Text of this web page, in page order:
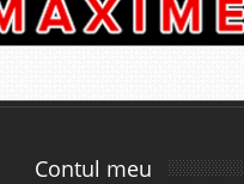
Contul meu